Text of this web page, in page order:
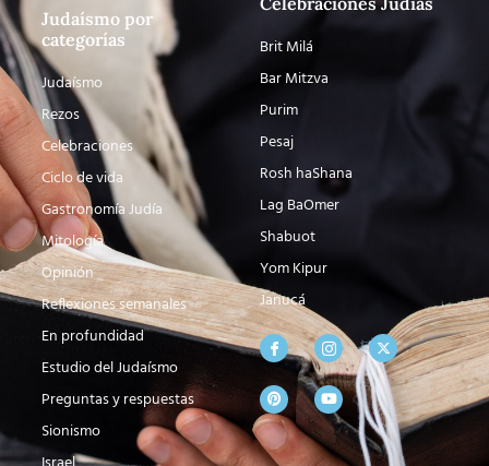
Judaísmo por
categorías
Judaísmo
Rezos
Celebraciones
Ciclo de vida
Gastronomía Judía
Mitología
Opinión
Reflexiones semanales
En profundidad
Estudio del Judaísmo
Preguntas y respuestas
Sionismo
Brit Milá
Bar Mitzva
Purim
Pesaj
Rosh haShana
Lag BaOmer
Shabuot
Yom Kipur
Janucá